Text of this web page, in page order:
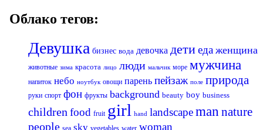
Облако тегов:
Девушка бизнес вода девочка детиеда женщина
животные зима красота лицо люди мальчик море мужчина
напиток небо ноутбук овощи парень пейзаж поле природа
руки спорт фон фрукты background beauty boy business
childrenfood fruit girl hand landscapeman nature
people sky woman